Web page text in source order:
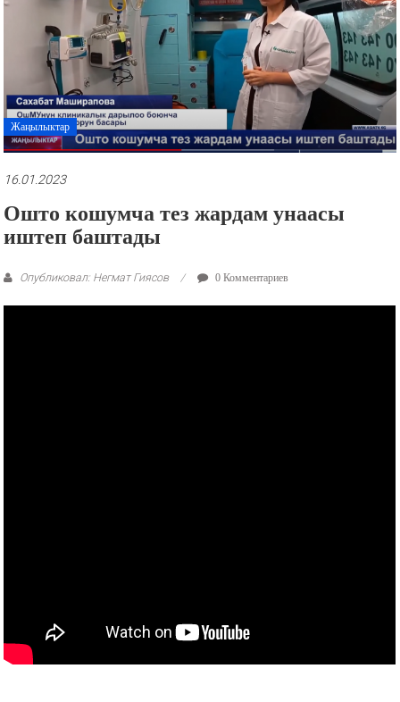
ролики
презентации.
Жаңылыктар
16.01.2023
Ошто кошумча тез жардам унаасы
иштеп баштады
Опубликовал: Негмат Гиясов 0 Комментариев